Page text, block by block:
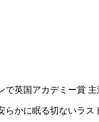
英国アカデミー賞
かに眠る切ないラス